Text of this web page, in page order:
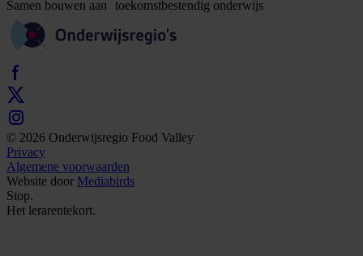
Samen bouwen aan toekomstbestendig onderwijs
© 2026 Onderwijsregio Food Valley
Privacy
Algemene voorwaarden
Website door Mediabirds
Stop.
Het lerarentekort.